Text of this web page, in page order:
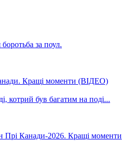
Кращі моменти (ВІДЕО)
Прі Канади-2026. Кращі моменти